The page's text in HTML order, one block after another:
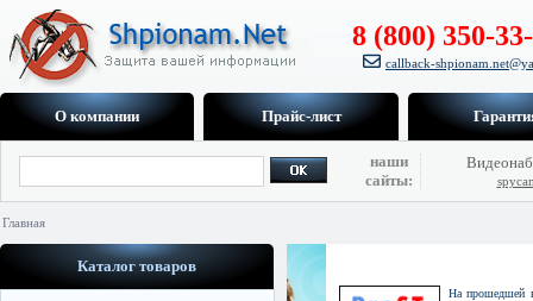
8 (800) 350-
callback-
О компании Прайс-лист
наши
сайты:
Главная
Каталог товаров
На прошедшей